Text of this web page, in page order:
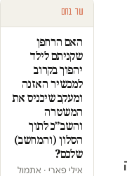
עוד בחם
האם הרחפן
שקניתם לילד
יהפוך בקרוב
למכשיר האזנה
ומעקב שיכניס את
המשטרה
והשב״כ לתוך
הסלון (והמחשב)
שלכם?
אילי פארי · אתמול